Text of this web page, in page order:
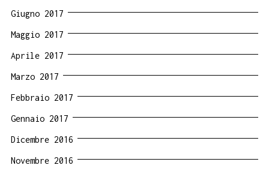
Giugno 2017
Maggio 2017
Aprile 2017
Marzo 2017
Febbraio 2017
Gennaio 2017
Dicembre 2016
Novembre 2016